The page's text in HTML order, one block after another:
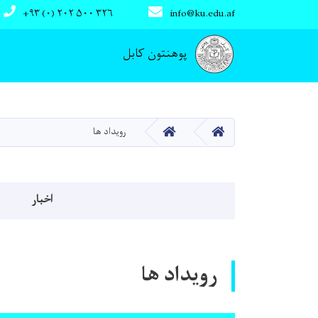
پوهنتون کابل
info@ku.edu.af +۹۳ (۰) ۲۰۲ ۵۰۰ ۳۲۶
Main navigation
صفحه اصلیصفحه اصلیرویداد ها
اخبار
رویداد ها